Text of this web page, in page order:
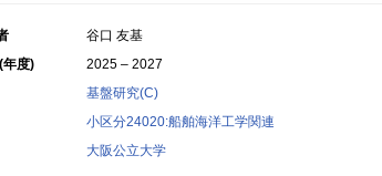
谷口 友基
年度)
2025 – 2027
基盤研究(C)
小区分24020:船舶海洋工学関連
大阪公立大学